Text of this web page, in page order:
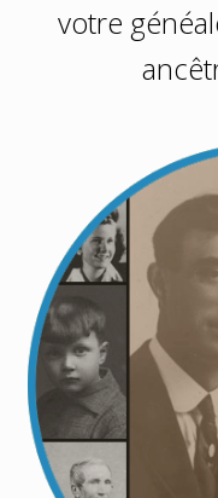
votre